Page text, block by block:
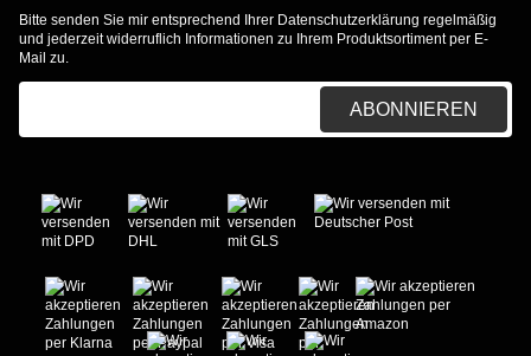
Bitte senden Sie mir entsprechend Ihrer Datenschutzerklärung regelmäßig
und jederzeit widerruflich Informationen zu Ihrem Produktsortiment per E-
Mail zu.
ABONNIEREN